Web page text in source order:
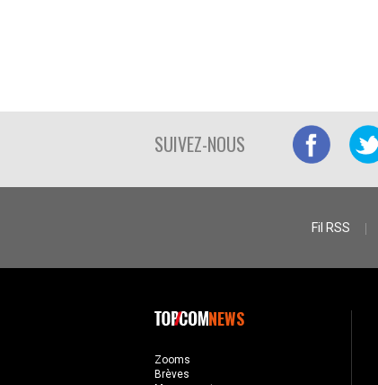
SUIVEZ-NOUS
Fil RSS
NEWS
Zooms
Brèves